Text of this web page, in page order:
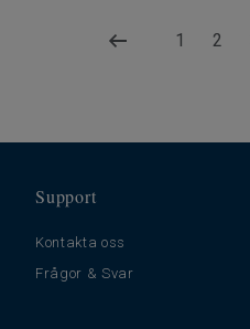
1 2
Support
Kontakta oss
Frågor & Svar